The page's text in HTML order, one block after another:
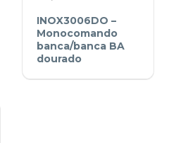
Monocomando
banca/banca
BA
INOX3006DO –
Monocomando
banca/banca BA
dourado